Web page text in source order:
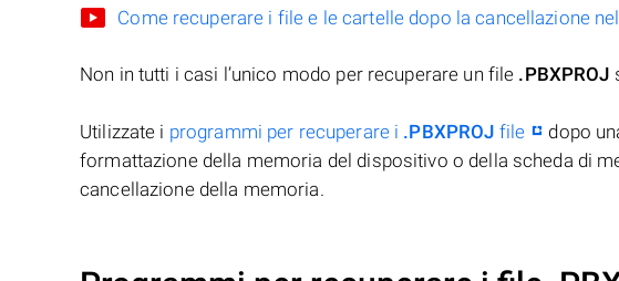
Come recuperare i file e le cartelle dopo la cancellazione
Non in tutti i casi l’unico modo per recuperare un file .PBXPROJ
Utilizzate i programmi per recuperare i .PBXPROJ file
dopo
formattazione della memoria del dispositivo o della scheda di
cancellazione della memoria.